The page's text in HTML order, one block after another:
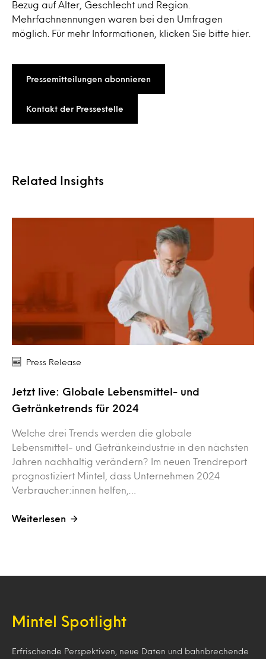
Bezug auf Alter, Geschlecht und Region.
Mehrfachnennungen waren bei den Umfragen
möglich. Für mehr Informationen, klicken Sie bitte hier.
Pressemitteilungen abonnieren
Kontakt der Pressestelle
Related Insights
Press Release
Jetzt live: Globale Lebensmittel- und
Getränketrends für 2024
Welche drei Trends werden die globale
Lebensmittel- und Getränkeindustrie in den nächsten
Jahren nachhaltig verändern? Im neuen Trendreport
prognostiziert Mintel, dass Unternehmen 2024
Verbraucher:innen helfen,…
Weiterlesen
Mintel Spotlight
Erfrischende Perspektiven, neue Daten und bahnbrechende